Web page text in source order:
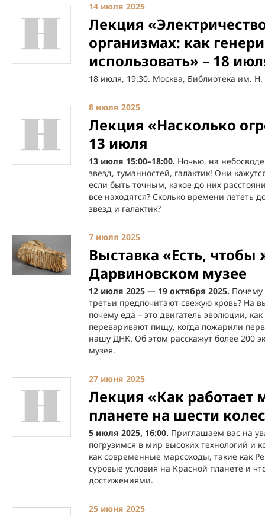
14 июля 2025
Лекция
организмах: как
использовать» – 18
18 июля, 19:30. Москва, Библиотека им. Н.
8 июля 2025
Лекция «Насколько
13 июля
13 июля 15:00–18:00. Ночью, на
звезд, туманностей, галактик! Они
если быть точным, какое до них
все находятся? Сколько времени лететь
звезд и галактик?
7 июля 2025
Выставка «Есть, чтобы
Дарвиновском музее
12 июля 2025 — 19 октября 2025. Почему
третьи предпочитают свежую кровь? На
почему еда – это двигатель эволюции,
переваривают пищу, когда пожарили
нашу ДНК. Об этом расскажут более 200
музея.
27 июня 2025
Лекция «Как работает
планете на шести
5 июля 2025, 16:00. Приглашаем вас на
погрузимся в мир высоких технологий и
как современные марсоходы, такие как
суровые условия на Красной планете и
достижениями.
25 июня 2025